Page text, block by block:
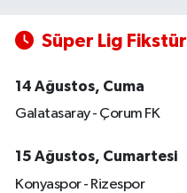
Süper Lig Fikstür
14 Ağustos, Cuma
Galatasaray - Çorum FK
15 Ağustos, Cumartesi
Konyaspor - Rizespor